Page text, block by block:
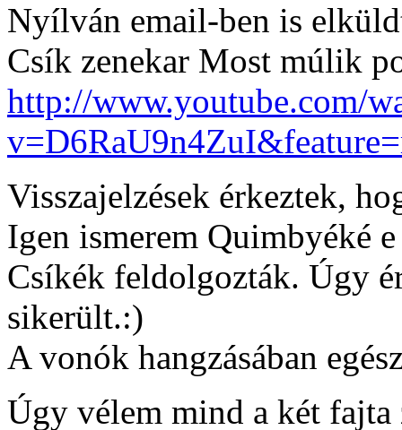
Nyílván email-ben is
Csík zenekar Most múlik
http://www.youtube.com/
Visszajelzések érkeztek,
Igen ismerem Quimbyéké e
Csíkék feldolgozták. Úgy
sikerült.:)
A vonók hangzásában
Úgy vélem mind a két